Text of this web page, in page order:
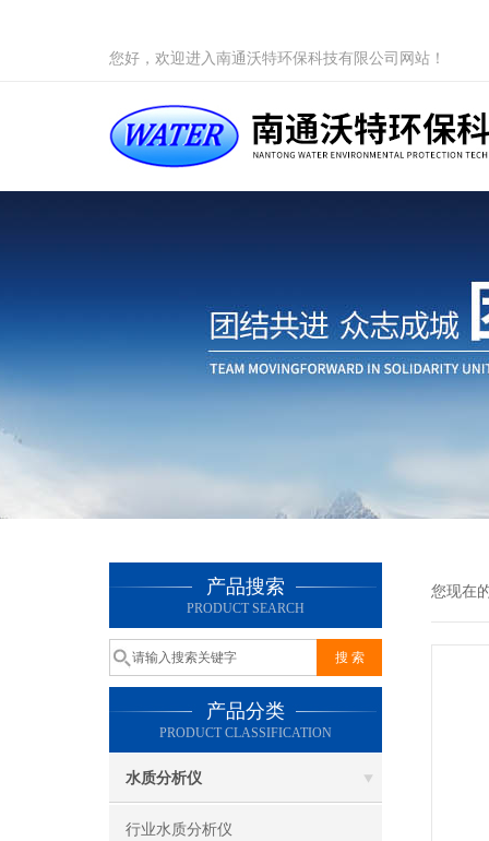
您好，欢迎进入南通沃特环保科技有限公司网站！
产品搜索
PRODUCT SEARCH
产品分类
PRODUCT CLASSIFICATION
水质分析仪
行业水质分析仪
您现在